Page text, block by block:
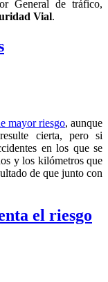
General de tráfico,
Vial.
mayor riesgo, aunque
cierta, pero si
en los que se
y los kilómetros que
de que junto con
el riesgo